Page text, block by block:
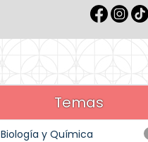
Temas
Biología y Química